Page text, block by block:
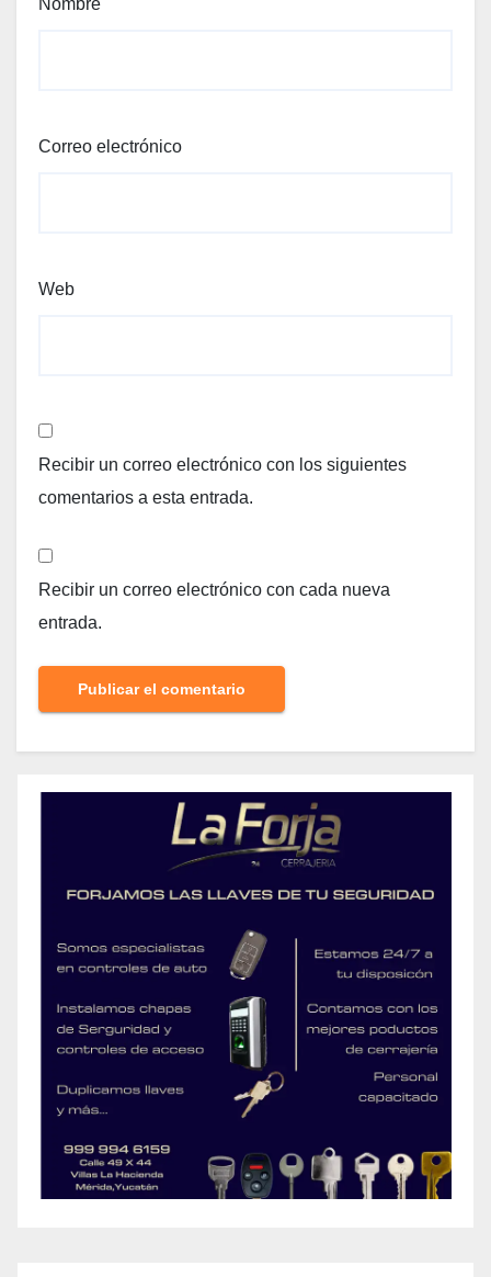
Nombre
Correo electrónico
Web
Recibir un correo electrónico con los siguientes
comentarios a esta entrada.
Recibir un correo electrónico con cada nueva
entrada.